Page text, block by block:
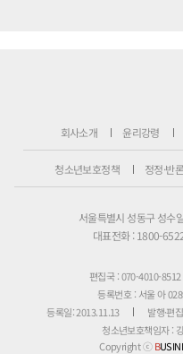
회사소개 윤리강령
청소년보호정책 정정·반
서울특별시 성동구 성수
대표전화 : 1800-
편집국 : 070-4010-8512
등록번호 : 서울 아
등록일: 2013.11.13
발행·편
청소년보호책임자 :
Copyright ⓒB